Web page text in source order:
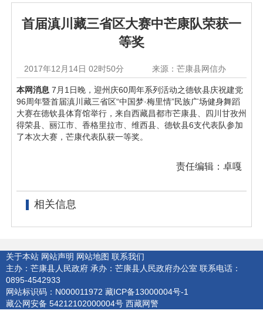
首届滇川藏三省区​大赛中芒康队荣获一
等奖
2017年12月14日 02时50分 来源：芒康县网信办
本网消息 7月1日晚，迎州庆60周年系列活动之德钦县庆祝建党
96周年暨首届滇川藏三省区“中国梦·梅里情”民族广场健身舞蹈
大赛在德钦县体育馆举行，来自西藏昌都市芒康县、四川甘孜州
得荣县、丽江市、香格里拉市、维西县、德钦县6支代表队参加
了本次大赛，芒康代表队获一等奖。
责任编辑：卓嘎
相关信息
关于本站 网站声明 网站地图 联系我们
主办：芒康县人民政府 承办：芒康县人民政府办公室 联系电话：
0895-4542933
网站标识码：N000011972 藏ICP备13000004号-1
藏公网安备 54212102000004号 西藏网警